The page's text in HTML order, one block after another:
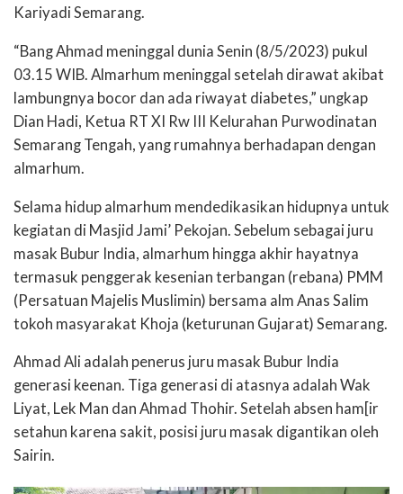
Kariyadi Semarang.
“Bang Ahmad meninggal dunia Senin (8/5/2023) pukul
03.15 WIB. Almarhum meninggal setelah dirawat akibat
lambungnya bocor dan ada riwayat diabetes,” ungkap
Dian Hadi, Ketua RT XI Rw III Kelurahan Purwodinatan
Semarang Tengah, yang rumahnya berhadapan dengan
almarhum.
Selama hidup almarhum mendedikasikan hidupnya untuk
kegiatan di Masjid Jami’ Pekojan. Sebelum sebagai juru
masak Bubur India, almarhum hingga akhir hayatnya
termasuk penggerak kesenian terbangan (rebana) PMM
(Persatuan Majelis Muslimin) bersama alm Anas Salim
tokoh masyarakat Khoja (keturunan Gujarat) Semarang.
Ahmad Ali adalah penerus juru masak Bubur India
generasi keenan. Tiga generasi di atasnya adalah Wak
Liyat, Lek Man dan Ahmad Thohir. Setelah absen ham[ir
setahun karena sakit, posisi juru masak digantikan oleh
Sairin.